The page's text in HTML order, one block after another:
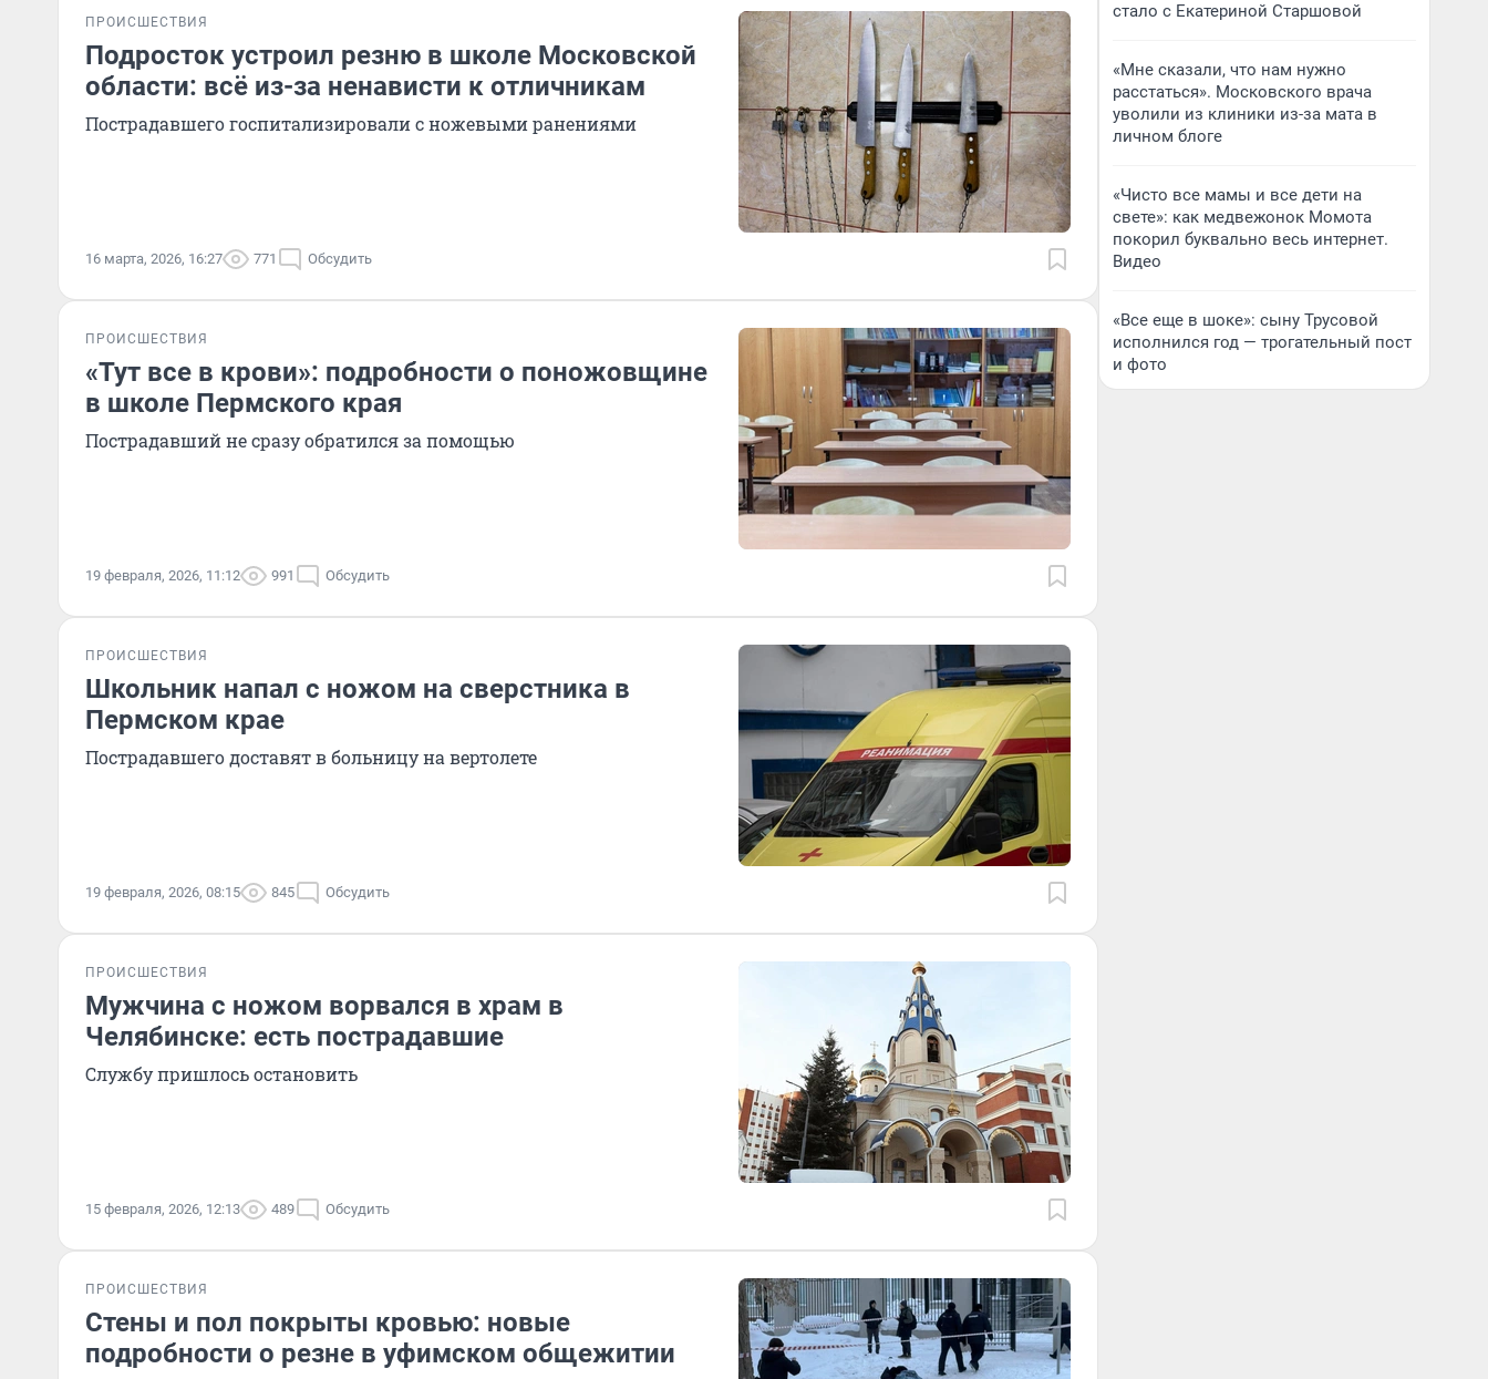
ПРОИСШЕСТВИЯ
Подросток устроил резню в школе Московской
области: всё из-за ненависти к отличникам
Пострадавшего госпитализировали с ножевыми ранениями
16 марта, 2026, 16:27 771 Обсудить
ПРОИСШЕСТВИЯ
«Тут все в крови»: подробности о поножовщине
в школе Пермского края
Пострадавший не сразу обратился за помощью
19 февраля, 2026, 11:12 991 Обсудить
ПРОИСШЕСТВИЯ
Школьник напал с ножом на сверстника в
Пермском крае
Пострадавшего доставят в больницу на вертолете
19 февраля, 2026, 08:15 845 Обсудить
ПРОИСШЕСТВИЯ
Мужчина с ножом ворвался в храм в
Челябинске: есть пострадавшие
Службу пришлось остановить
15 февраля, 2026, 12:13 489 Обсудить
ПРОИСШЕСТВИЯ
Стены и пол покрыты кровью: новые
подробности о резне в уфимском общежитии
стало с Екатериной Старшовой
«Мне сказали, что нам нужно
расстаться». Московского врача
уволили из клиники из-за мата в
личном блоге
«Чисто все мамы и все дети на
свете»: как медвежонок Момота
покорил буквально весь интернет.
Видео
«Все еще в шоке»: сыну Трусовой
исполнился год — трогательный пост
и фото